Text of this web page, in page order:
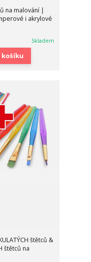
na malování |
i akrylové
Skladem
košíku
štětců &
štětců na